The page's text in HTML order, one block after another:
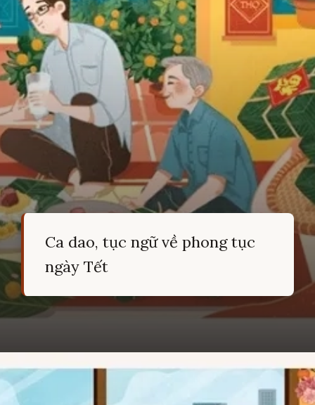
Ca dao, tục ngữ về phong tục
ngày Tết
Đang mở https://hocsinhgioi.vn/ca-dao-ve-tet-nguyen-dan